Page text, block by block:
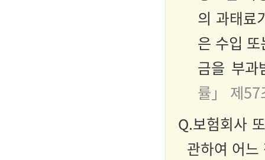
의 과태료
은 수입
금을 부과
률」 제57
Q.보험회사
관하여 어